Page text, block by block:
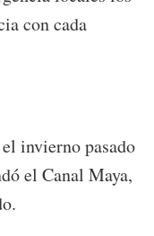
con cada
invierno pasado
el Canal Maya,